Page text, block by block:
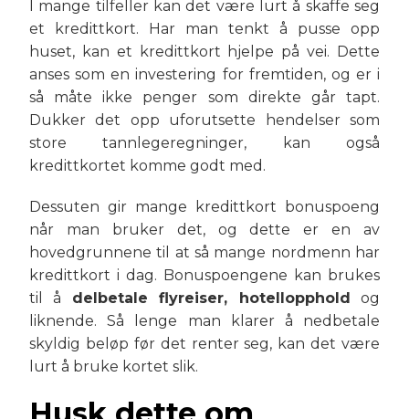
I mange tilfeller kan det være lurt å skaffe seg
et kredittkort. Har man tenkt å pusse opp
huset, kan et kredittkort hjelpe på vei. Dette
anses som en investering for fremtiden, og er i
så måte ikke penger som direkte går tapt.
Dukker det opp uforutsette hendelser som
store tannlegeregninger, kan også
kredittkortet komme godt med.
Dessuten gir mange kredittkort bonuspoeng
når man bruker det, og dette er en av
hovedgrunnene til at så mange nordmenn har
kredittkort i dag. Bonuspoengene kan brukes
til å delbetale flyreiser, hotellopphold
og
liknende. Så lenge man klarer å nedbetale
skyldig beløp før det renter seg, kan det være
lurt å bruke kortet slik.